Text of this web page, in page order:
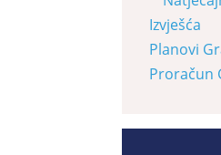
Izvješća
Planovi
Proračun